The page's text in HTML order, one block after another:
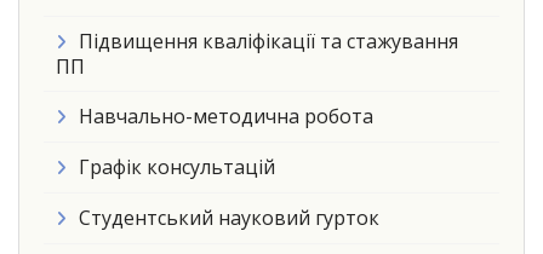
Підвищення кваліфікації та стажування
ПП
Навчально-методична робота
Графік консультацій
Студентський науковий гурток